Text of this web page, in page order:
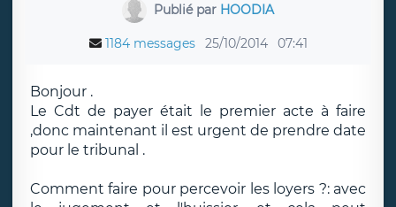
Publié par HOODIA
1184 messages 25/10/2014 07:41
Bonjour .
Le Cdt de payer était le premier acte à faire
,donc maintenant il est urgent de prendre date
pour le tribunal .
Comment faire pour percevoir les loyers ?: avec